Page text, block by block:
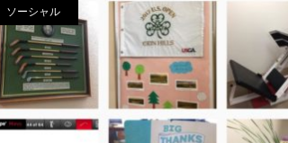
SNSタイムライン
ソーシャル